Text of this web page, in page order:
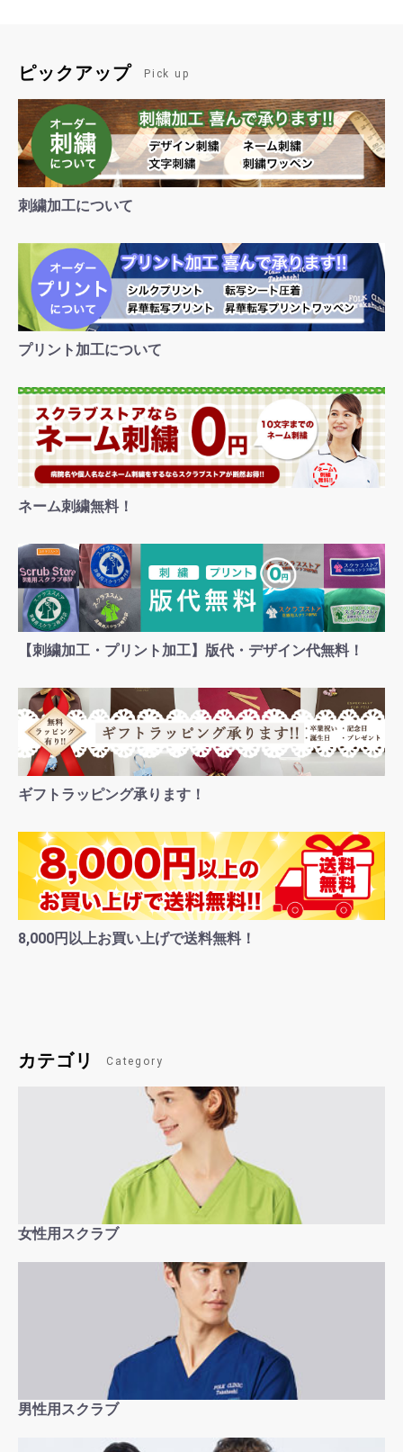
ピックアップ Pick up
刺繍加工について
プリント加工について
ネーム刺繍無料！
【刺繍加工・プリント加工】版代・デザイン代無料！
ギフトラッピング承ります！
8,000円以上お買い上げで送料無料！
カテゴリ Category
女性用スクラブ
男性用スクラブ